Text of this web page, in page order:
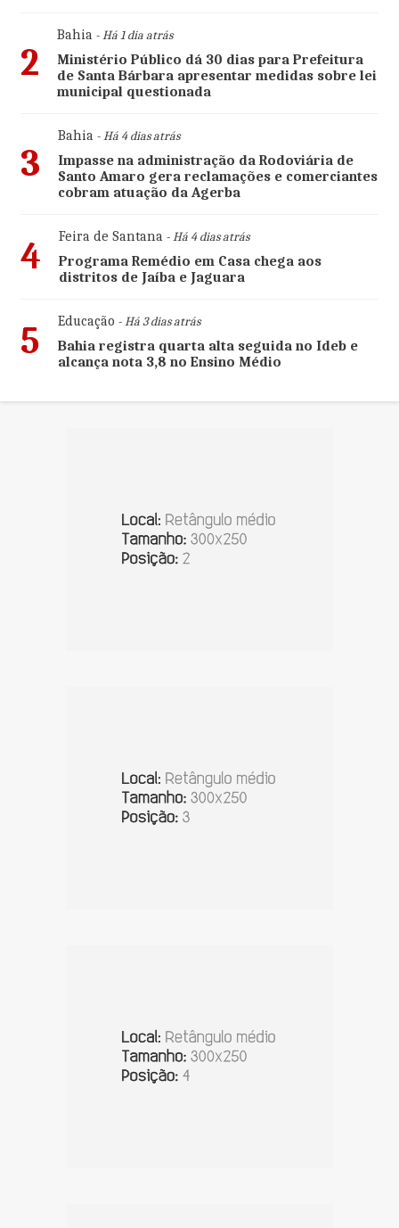
2
Bahia- Há 1 dia atrás
Ministério Público dá 30 dias para Prefeitura
de Santa Bárbara apresentar medidas sobre lei
municipal questionada
3
Bahia- Há 4 dias atrás
Impasse na administração da Rodoviária de
Santo Amaro gera reclamações e comerciantes
cobram atuação da Agerba
4 Feira de Santana- Há 4 dias atrás
Programa Remédio em Casa chega aos
distritos de Jaíba e Jaguara
5 Educação - Há 3 dias atrás
Bahia registra quarta alta seguida no Ideb e
alcança nota 3,8 no Ensino Médio